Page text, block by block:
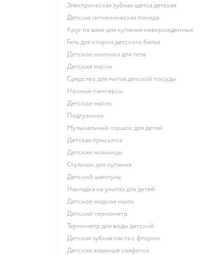
электрическая зубная щетка детская
детская гигиеническая помада
круг на шею для купания новорожденных
гель для стирки детского белья
детское молочко для тела
детские маски
средство для мытья детской посуды
ночные памперсы
детское масло
подгузники
музыкальный горшок для детей
детская присыпка
детские ножницы
стульчик для купания
детский шампунь
накладка на унитаз для детей
детское жидкое мыло
детский термометр
термометр для воды детский
детская зубная паста с фтором
детские влажные салфетки